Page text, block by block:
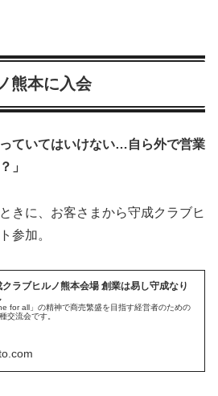
熊本に入会
っていてはいけない…自ら外で営業
」
きに、お客さまから守成クラブヒ
参加。
クラブヒルノ熊本会場 創業は易し守成なり
for all」の精神で商売繁盛を目指す経営者のための
交流会です。